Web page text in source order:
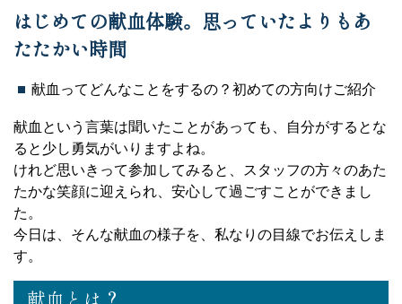
はじめての献血体験。思っていたよりもあ
たたかい時間
献血ってどんなことをするの？初めての方向けご紹介
献血という言葉は聞いたことがあっても、自分がするとな
ると少し勇気がいりますよね。
けれど思いきって参加してみると、スタッフの方々のあた
たかな笑顔に迎えられ、安心して過ごすことができまし
た。
今日は、そんな献血の様子を、私なりの目線でお伝えしま
す。
献血とは？